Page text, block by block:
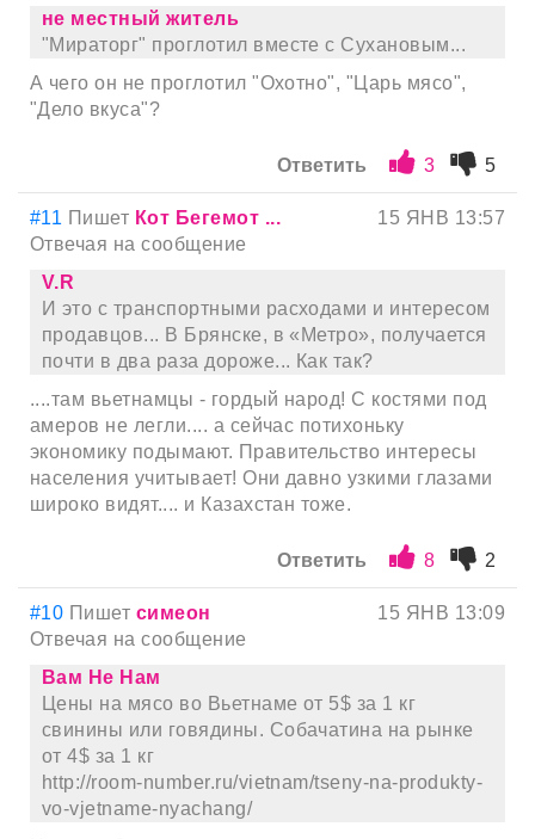
не местный житель
"Мираторг" проглотил вместе с Сухановым...
А чего он не проглотил "Охотно", "Царь мясо",
"Дело вкуса"?
Ответить 3 5
#11 Пишет Кот Бегемот ...
15 ЯНВ 13:57
Отвечая на сообщение
V.R
И это с транспортными расходами и интересом
продавцов... В Брянске, в «Метро», получается
почти в два раза дороже... Как так?
....там вьетнамцы - гордый народ! С костями под
амеров не легли.... а сейчас потихоньку
экономику подымают. Правительство интересы
населения учитывает! Они давно узкими глазами
широко видят.... и Казахстан тоже.
Ответить 8 2
#10 Пишет симеон
15 ЯНВ 13:09
Отвечая на сообщение
Вам Не Нам
Цены на мясо во Вьетнаме от 5$ за 1 кг
свинины или говядины. Собачатина на рынке
от 4$ за 1 кг
http://room-number.ru/vietnam/tseny-na-produkty-
vo-vjetname-nyachang/